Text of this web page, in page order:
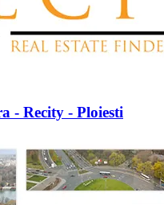
- Recity - Ploiesti